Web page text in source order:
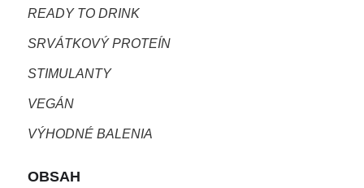
READY TO DRINK
SRVÁTKOVÝ PROTEÍN
STIMULANTY
VEGÁN
VÝHODNÉ BALENIA
OBSAH